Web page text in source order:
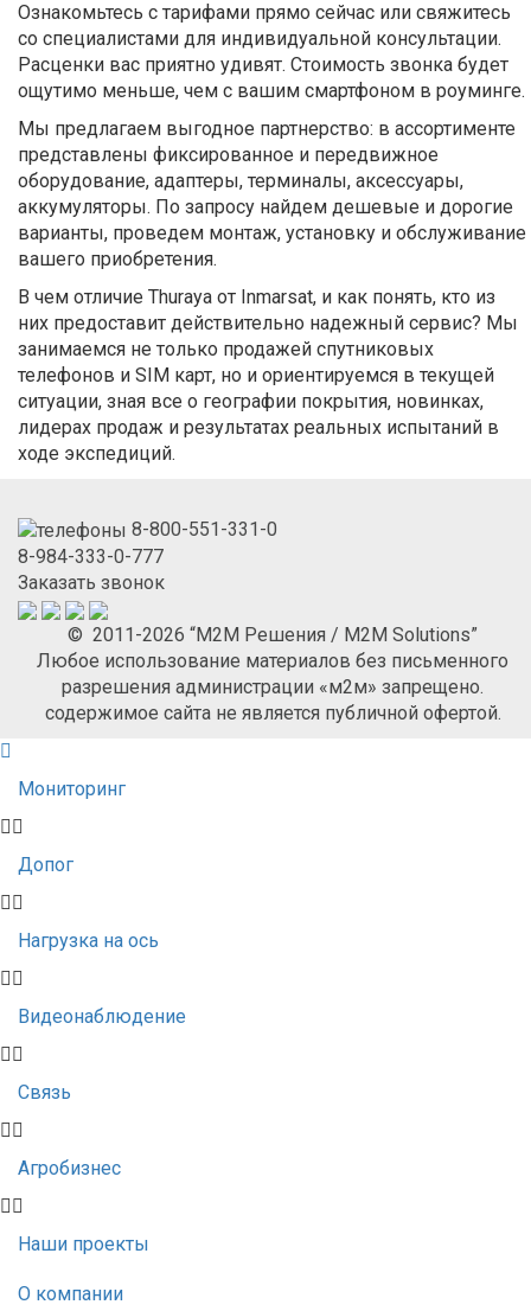
Ознакомьтесь с тарифами прямо сейчас или свяжитесь
со специалистами для индивидуальной консультации.
Расценки вас приятно удивят. Стоимость звонка будет
ощутимо меньше, чем с вашим смартфоном в роуминге.
Мы предлагаем выгодное партнерство: в ассортименте
представлены фиксированное и передвижное
оборудование, адаптеры, терминалы, аксессуары,
аккумуляторы. По запросу найдем дешевые и дорогие
варианты, проведем монтаж, установку и обслуживание
вашего приобретения.
В чем отличие Thuraya от Inmarsat, и как понять, кто из
них предоставит действительно надежный сервис? Мы
занимаемся не только продажей спутниковых
телефонов и SIM карт, но и ориентируемся в текущей
ситуации, зная все о географии покрытия, новинках,
лидерах продаж и результатах реальных испытаний в
ходе экспедиций.
8-800-551-331-0
8-984-333-0-777
Заказать звонок
© 2011-2026 “М2М Решения / M2M Solutions”
Любое использование материалов без письменного
разрешения администрации «м2м» запрещено.
содержимое сайта не является публичной офертой.
Мониторинг
Допог
Нагрузка на ось
Видеонаблюдение
Связь
Агробизнес
Наши проекты
О компании